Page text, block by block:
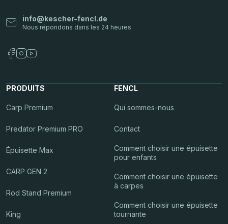
info@kescher-fencl.de
PRODUITS
Carp Premium
Predator Premium PRO
Épuisette Max
CARP GEN 2
Rod Stand Premium
King
FENCL
Qui sommes-nous
Contact
Comment choisir une épuisette
pour enfants
Comment choisir une épuisette
à carpes
Comment choisir une épuisette
tournante